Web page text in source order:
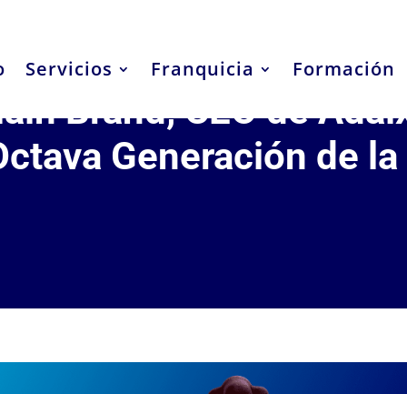
Servicios Franquicia Formación
Brand, CEO de
Generación de la